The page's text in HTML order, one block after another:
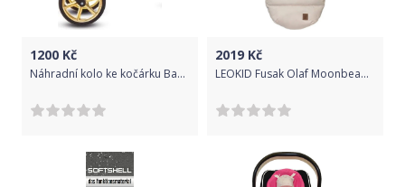
1200 Kč
Náhradní kolo ke kočárku Baby Active Musse Gold - přední
2019 Kč
LEOKID Fusak Olaf Moonbeam 2021